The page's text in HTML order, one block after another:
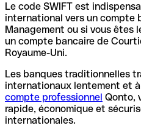
Le code SWIFT est
international vers un compte
Management ou si vous êtes
un compte bancaire de
Royaume-Uni.
Les banques traditionnelles
internationaux lentement et
compte professionnel Qonto,
rapide, économique et
internationales.